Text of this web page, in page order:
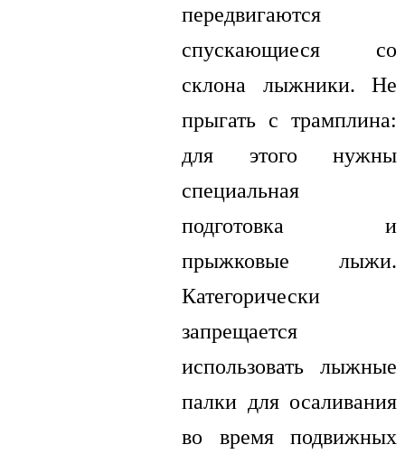
передвигаются
спускающиеся со
склона лыжники. Не
прыгать с трамплина:
для этого нужны
специальная
подготовка и
прыжковые лыжи.
Категорически
запрещается
использовать лыжные
палки для осаливания
во время подвижных